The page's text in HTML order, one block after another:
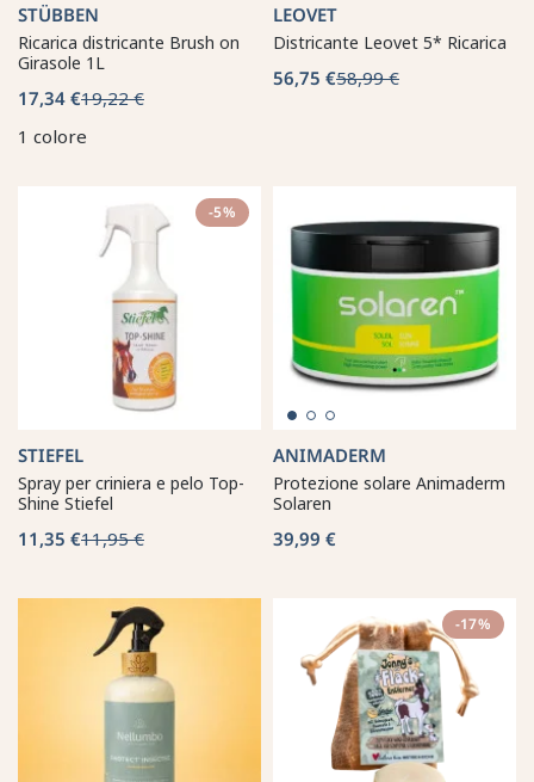
STÜBBEN
Ricarica districante Brush on
Girasole 1L
17,34 €19,22 €
1 colore
LEOVET
Districante Leovet 5* Ricarica
56,75 €58,99 €
-5%
STIEFEL
Spray per criniera e pelo Top-
Shine Stiefel
11,35 €11,95 €
ANIMADERM
Protezione solare Animaderm
Solaren
39,99 €
-17%